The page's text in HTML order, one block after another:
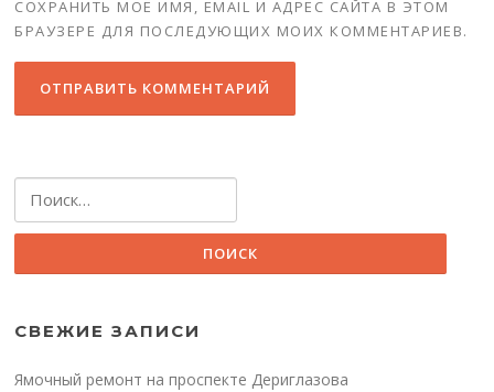
СОХРАНИТЬ МОЁ ИМЯ, EMAIL И АДРЕС САЙТА В ЭТОМ
БРАУЗЕРЕ ДЛЯ ПОСЛЕДУЮЩИХ МОИХ КОММЕНТАРИЕВ.
СВЕЖИЕ ЗАПИСИ
Ямочный ремонт на проспекте Дериглазова